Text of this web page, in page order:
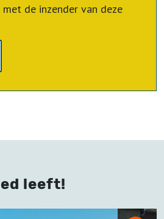
de inzender van deze
leeft!